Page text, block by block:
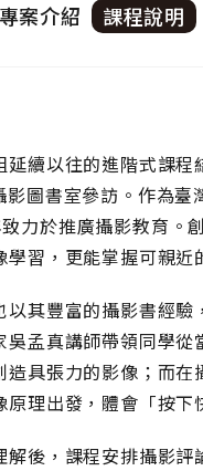
專案介紹 課程說明
續以往的進階式課
圖書室參訪。作為臺
力於推廣攝影教育。
習，更能掌握可親近
其豐富的攝影書經
孟真講師帶領同學
具張力的影像；而
理出發，體會「按
後，課程安排攝影評